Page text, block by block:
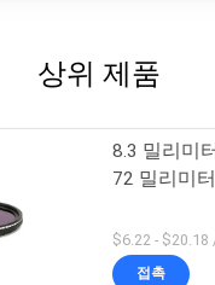
상위 제품
8.3 밀리미
72 밀리미터
$6.22 - $20.18
접촉